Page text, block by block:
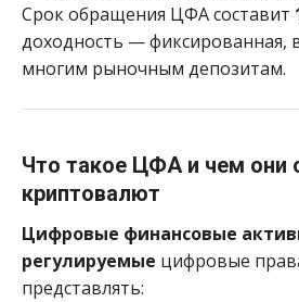
Срок обращения ЦФА составит
доходность — фиксированная,
многим рыночным депозитам.
Что такое ЦФА и чем они
криптовалют
Цифровые финансовые
регулируемые цифровые
представлять: